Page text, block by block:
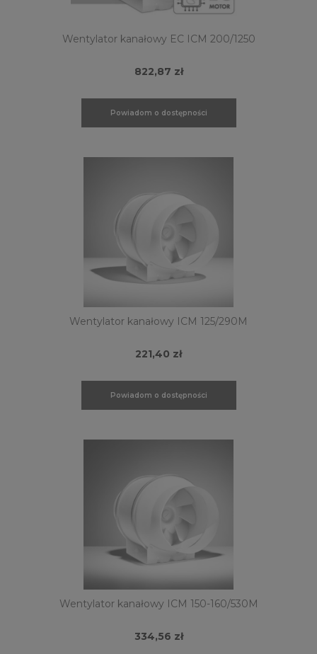
Wentylator kanałowy EC ICM 200/1250
822,87 zł
Powiadom o dostępności
Wentylator kanałowy ICM 125/290M
221,40 zł
Powiadom o dostępności
Wentylator kanałowy ICM 150-160/530M
334,56 zł